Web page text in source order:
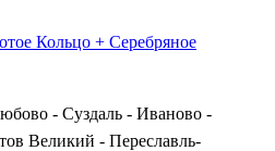
Кольцо + Серебряное
- Суздаль - Иваново -
Великий - Переславль-